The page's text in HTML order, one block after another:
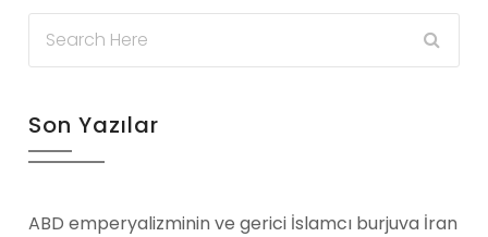
Son Yazılar
ABD emperyalizminin ve gerici İslamcı burjuva İran